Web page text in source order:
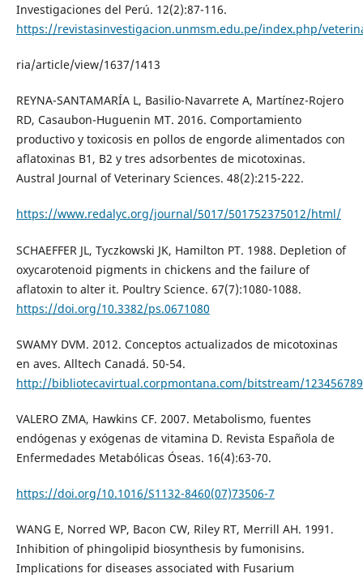
Investigaciones del Perú. 12(2):87-116.
https://revistasinvestigacion.unmsm.edu.pe/index.php/
ria/article/view/1637/1413
REYNA-SANTAMARÍA L, Basilio-Navarrete A, Martínez-Rojero
RD, Casaubon-Huguenin MT. 2016. Comportamiento
productivo y toxicosis en pollos de engorde alimentados con
aflatoxinas B1, B2 y tres adsorbentes de micotoxinas.
Austral Journal of Veterinary Sciences. 48(2):215-222.
https://www.redalyc.org/journal/5017/501752375012/html/
SCHAEFFER JL, Tyczkowski JK, Hamilton PT. 1988. Depletion of
oxycarotenoid pigments in chickens and the failure of
aflatoxin to alter it. Poultry Science. 67(7):1080-1088.
https://doi.org/10.3382/ps.0671080
SWAMY DVM. 2012. Conceptos actualizados de micotoxinas
en aves. Alltech Canadá. 50-54.
http://bibliotecavirtual.corpmontana.com/bitstream/
VALERO ZMA, Hawkins CF. 2007. Metabolismo, fuentes
endógenas y exógenas de vitamina D. Revista Española de
Enfermedades Metabólicas Óseas. 16(4):63-70.
https://doi.org/10.1016/S1132-8460(07)73506-7
WANG E, Norred WP, Bacon CW, Riley RT, Merrill AH. 1991.
Inhibition of phingolipid biosynthesis by fumonisins.
Implications for diseases associated with Fusarium